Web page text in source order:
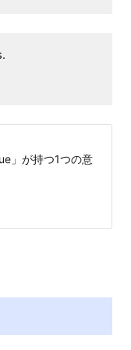
」が持つ1つの意